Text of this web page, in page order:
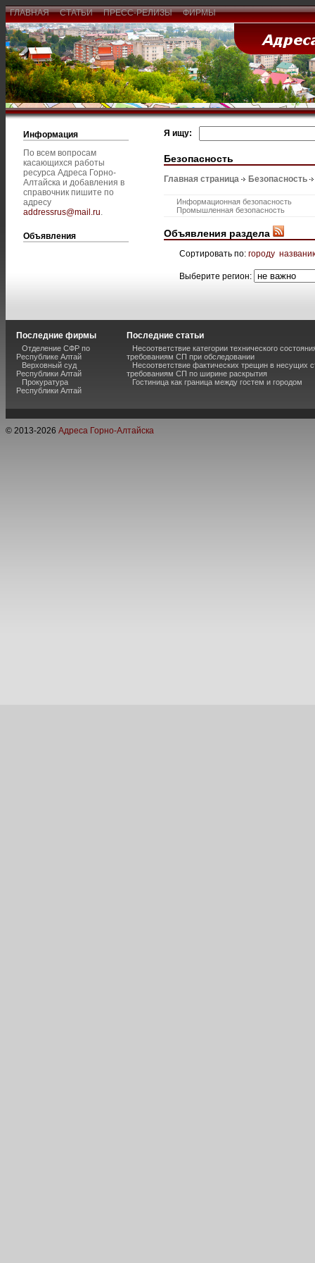
ГЛАВНАЯ СТАТЬИ ПРЕСС-РЕЛИЗЫ ФИРМЫ
Информация
По всем вопросам
касающихся работы
ресурса Адреса Горно-
Алтайска и добавления в
справочник пишите по
адресу
addressrus@mail.ru.
Объявления
Я ищу:
Безопасность
Главная страница Безопасность
Информационная безопасность
Промышленная безопасность
Объявления раздела
Сортировать по: городу
Выберите регион:
Последние фирмы
Отделение СФР по
Республике Алтай
Верховный суд
Республики Алтай
Прокуратура
Республики Алтай
Последние статьи
Несоответствие категории технического
требованиям СП при обследовании
Несоответствие фактических трещин в несущих
требованиям СП по ширине раскрытия
Гостиница как граница между гостем и городом
© 2013-2026 Адреса Горно-Алтайска